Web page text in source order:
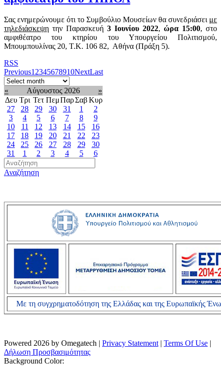
Σας ενημερώνουμε ότι το Συμβούλιο Μουσείων θα συνεδριάσει με
τηλεδιάσκεψη την Παρασκευή 3 Ιουνίου 2022, ώρα 15:00, στο
αμφιθέατρο του κτηρίου του Υπουργείου Πολιτισμού,
Μπουμπουλίνας 20, Τ.Κ. 106 82, Αθήνα (Πράξη 5).
RSS
Previous1 2345678910NextLast
« Αύγουστος 2026
»
Δευ Τρι Τετ ΠεμΠαρΣαβΚυρ
27
28 29 30 31 1
2
3
4 5 6 7 8
9
10
11 12 13 14 15
16
17
18 19 20 21 22
23
24
25 26 27 28 29
30
31
1 2 3 4 5 6
Αναζήτηση
Με τη συγχρηματοδότηση της Ελλάδας και της Ευρωπαϊκής
Powered 2026 by Omegatech | Privacy Statement | Terms Of Use |
Δήλωση Προσβασιμότητας
Background Color: